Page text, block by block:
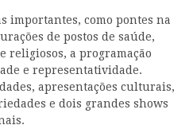
importantes, como pontes na
de postos de saúde,
religiosos, a programação
e representatividade.
apresentações culturais,
e dois grandes shows